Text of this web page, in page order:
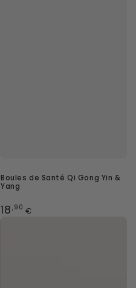
Boules de Santé Qi Gong Yin &
Yang
Prix
18 ,90 €